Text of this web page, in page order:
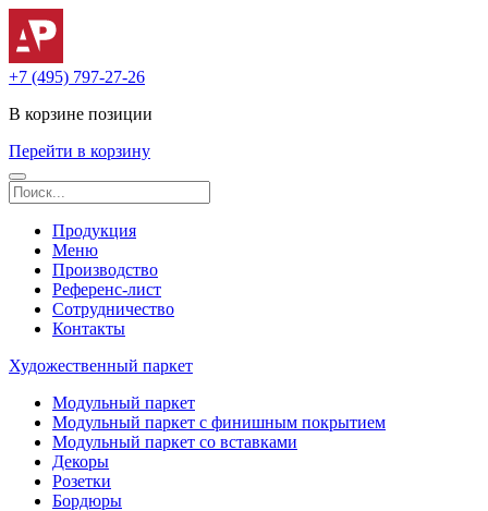
+7 (495) 797-27-26
В корзине позиции
Перейти в корзину
Продукция
Меню
Производство
Референс-лист
Сотрудничество
Контакты
Художественный паркет
Модульный паркет
Модульный паркет с финишным покрытием
Модульный паркет со вставками
Декоры
Розетки
Бордюры